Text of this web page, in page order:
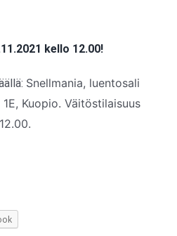
kello 12.00!
Snellmania, luentosali
Kuopio. Väitöstilaisuus